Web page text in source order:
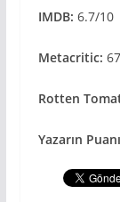
IMDB: 6.7/10
Metacritic: 67
Rotten
Yazarın